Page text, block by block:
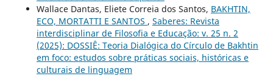
Wallace Dantas, Eliete Correia dos Santos, BAKHTIN,
ECO, MORTATTI E SANTOS , Saberes: Revista
interdisciplinar de Filosofia e Educação: v. 25 n. 2
(2025): DOSSIÊ: Teoria Dialógica do Círculo de Bakhtin
em foco: estudos sobre práticas sociais, históricas e
culturais de linguagem